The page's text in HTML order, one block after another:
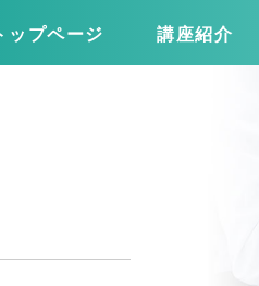
ップページ 講座紹介